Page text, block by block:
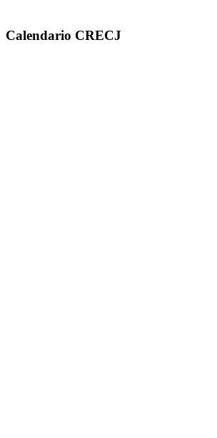
Calendario CRECJ